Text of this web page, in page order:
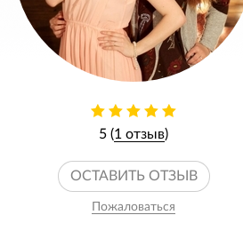
5 (1 отзыв)
ОСТАВИТЬ ОТЗЫВ
Пожаловаться